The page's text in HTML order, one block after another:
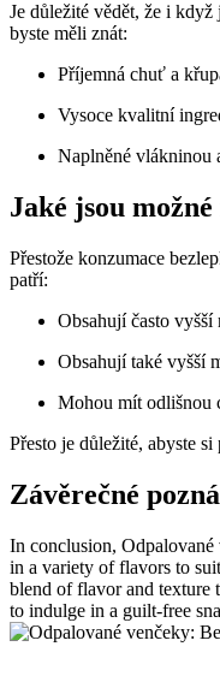
Je důležité vědět, že i
byste měli znát:
Příjemná chuť a
Vysoce kvalitní
Naplněné vlákninou
Jaké jsou
Přestože konzumace
patří:
Obsahují často vyšší
Obsahují také vyšší
Mohou mít odlišnou
Přesto je důležité, abyste
Závěrečné
In conclusion,
in a variety of flavors to
blend of flavor and texture
to indulge in a guilt-free